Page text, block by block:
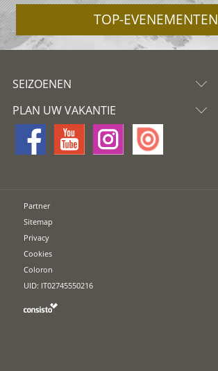
TOP-EVENEMENTEN
SEIZOENEN
PLAN UW VAKANTIE
Partner
Sitemap
Privacy
Cookies
Coloron
UID: IT02745550216